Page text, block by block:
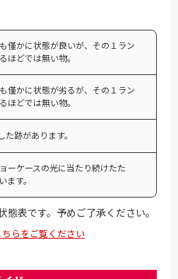
僅かに状態が良いが、その１ラン
ほどでは無い物。
僅かに状態が劣るが、その１ラン
ほどでは無い物。
た跡があります。
ーケースの光に当たり続けたた
ます。
表です。予めご了承ください。
らをご覧ください